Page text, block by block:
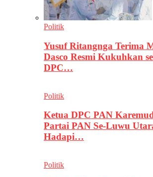
Politik
Yusuf Ritangnga Terima
Dasco Resmi Kukuhkan
DPC…
Politik
Ketua DPC PAN
Partai PAN Se-Luwu
Hadapi…
Politik